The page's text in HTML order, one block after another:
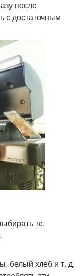
после
с достаточным
те,
белый хлеб и т. д.